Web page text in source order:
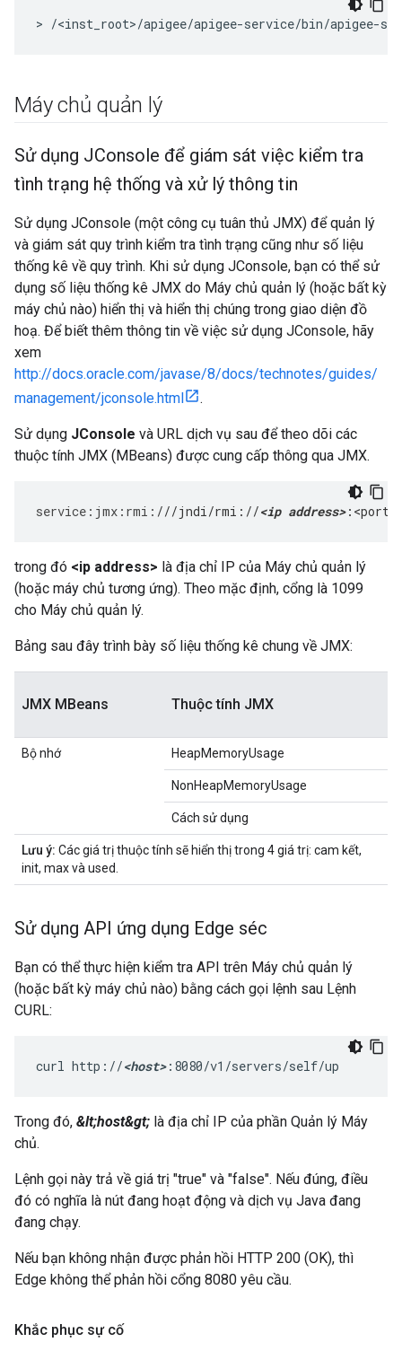
> /<inst_root>/apigee/apigee-service/bin/apigee-
Máy chủ quản lý
Sử dụng JConsole để giám sát việc kiểm tra
tình trạng hệ thống và xử lý thông tin
Sử dụng JConsole (một công cụ tuân thủ JMX) để quản lý
và giám sát quy trình kiểm tra tình trạng cũng như số liệu
thống kê về quy trình. Khi sử dụng JConsole, bạn có thể sử
dụng số liệu thống kê JMX do Máy chủ quản lý (hoặc bất kỳ
máy chủ nào) hiển thị và hiển thị chúng trong giao diện đồ
hoạ. Để biết thêm thông tin về việc sử dụng JConsole, hãy
xem
http://docs.oracle.com/javase/8/docs/technotes/guides/
management/jconsole.html
.
Sử dụng JConsole và URL dịch vụ sau để theo dõi các
thuộc tính JMX (MBeans) được cung cấp thông qua JMX.
service : jmx : rmi : ///jndi/rmi://<ip address>
trong đó <ip address> là địa chỉ IP của Máy chủ quản lý
(hoặc máy chủ tương ứng). Theo mặc định, cổng là 1099
cho Máy chủ quản lý.
Bảng sau đây trình bày số liệu thống kê chung về JMX:
JMX MBeans Thuộc tính JMX
Bộ nhớ HeapMemoryUsage
NonHeapMemoryUsage
Cách sử dụng
Lưu ý: Các giá trị thuộc tính sẽ hiển thị trong 4 giá trị: cam kết,
init, max và used.
Sử dụng API ứng dụng Edge séc
Bạn có thể thực hiện kiểm tra API trên Máy chủ quản lý
(hoặc bất kỳ máy chủ nào) bằng cách gọi lệnh sau Lệnh
CURL:
curl http://<host>:8080/v1/servers/self/up
Trong đó, &lt;host&gt; là địa chỉ IP của phần Quản lý Máy
chủ.
Lệnh gọi này trả về giá trị "true" và "false". Nếu đúng, điều
đó có nghĩa là nút đang hoạt động và dịch vụ Java đang
đang chạy.
Nếu bạn không nhận được phản hồi HTTP 200 (OK), thì
Edge không thể phản hồi cổng 8080 yêu cầu.
Khắc phục sự cố